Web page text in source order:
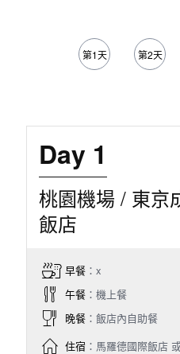
第1天 第2天
Day 1
桃園機場 / 東
飯店
早餐：x
午餐：機上餐
晚餐：飯店內自助餐
住宿：馬羅德國際飯店